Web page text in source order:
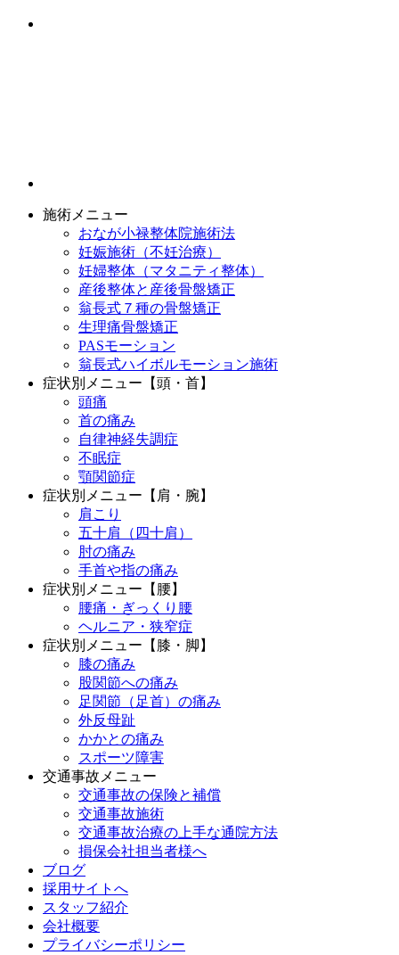
施術メニュー
おなが小禄整体院施術法
妊娠施術（不妊治療）
妊婦整体（マタニティ整体）
産後整体と産後骨盤矯正
翁長式７種の骨盤矯正
生理痛骨盤矯正
PASモーション
翁長式ハイボルモーション施術
症状別メニュー【頭・首】
頭痛
首の痛み
自律神経失調症
不眠症
顎関節症
症状別メニュー【肩・腕】
肩こり
五十肩（四十肩）
肘の痛み
手首や指の痛み
症状別メニュー【腰】
腰痛・ぎっくり腰
ヘルニア・狭窄症
症状別メニュー【膝・脚】
膝の痛み
股関節への痛み
足関節（足首）の痛み
外反母趾
かかとの痛み
スポーツ障害
交通事故メニュー
交通事故の保険と補償
交通事故施術
交通事故治療の上手な通院方法
損保会社担当者様へ
ブログ
採用サイトへ
スタッフ紹介
会社概要
プライバシーポリシー